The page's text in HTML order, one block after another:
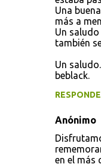
Una
más a
Un
también
Un saludo.
beblack.
Anónimo
en el más